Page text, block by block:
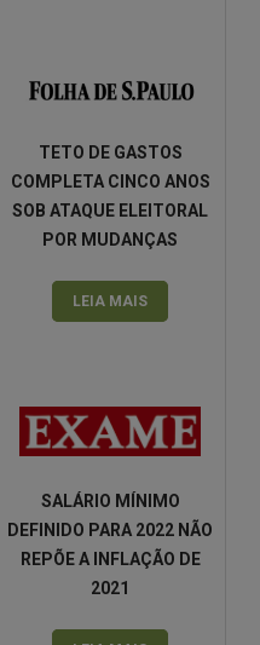
TETO DE GASTOS
COMPLETA CINCO ANOS
SOB ATAQUE ELEITORAL
POR MUDANÇAS
LEIA MAIS
SALÁRIO MÍNIMO
DEFINIDO PARA 2022 NÃO
REPÕE A INFLAÇÃO DE
2021